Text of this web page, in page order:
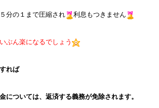
分の１まで圧縮され 利息もつきません
ぶん楽になるでしょう
れば
については、返済する義務が免除されます。